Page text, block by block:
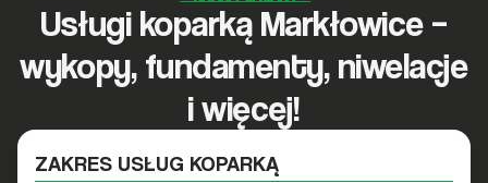
Usługi koparką Markłowice –
wykopy, fundamenty, niwelacje
i więcej!
ZAKRES USŁUG KOPARKĄ